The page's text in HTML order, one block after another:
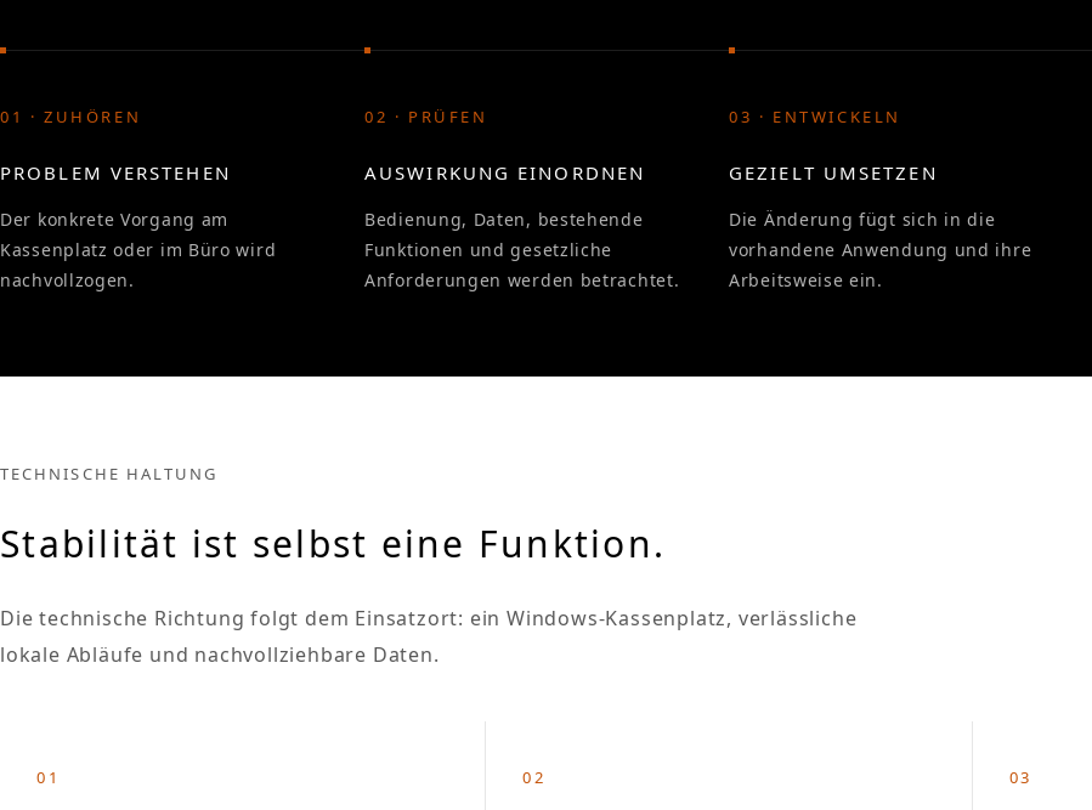
01 · ZUHÖREN
PROBLEM VERSTEHEN
Der konkrete Vorgang am
Kassenplatz oder im Büro wird
nachvollzogen.
02 · PRÜFEN
AUSWIRKUNG EINORDNEN
Bedienung, Daten, bestehende
Funktionen und gesetzliche
Anforderungen werden betrachtet.
03 · ENTWICKELN
GEZIELT UMSETZEN
Die Änderung fügt sich in die
vorhandene Anwendung und ihre
Arbeitsweise ein.
TECHNISCHE HALTUNG
Stabilität ist selbst eine Funktion.
Die technische Richtung folgt dem Einsatzort: ein Windows-Kassenplatz, verlässliche
lokale Abläufe und nachvollziehbare Daten.
01 02 03